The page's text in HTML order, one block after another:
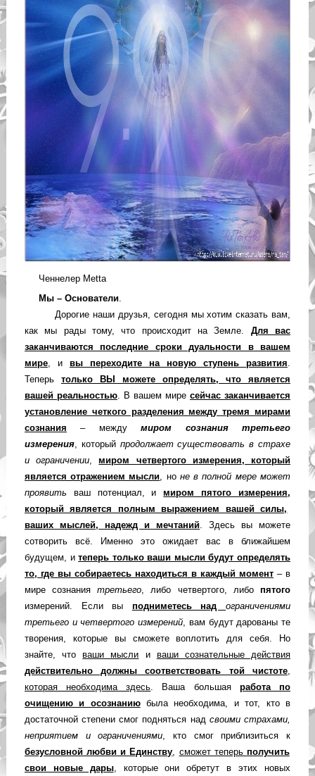
Ченнелер Metta
Мы – Основатели.
Дорогие наши друзья, сегодня мы хотим сказать вам,
как мы рады тому, что происходит на Земле. Для вас
заканчиваются последние сроки дуальности в вашем
мире, и вы переходите на новую ступень развития
Теперь только ВЫ можете определять, что является
вашей реальностью. В вашем мире сейчас заканчивается
установление четкого разделения между тремя мирами
сознания
– междумиром сознания третьего
измерения, который продолжает существовать в страхе
и ограничении ,миром четвертого измерения, который
является отражением мысли , но не в полной мере может
проявить ваш потенциал, и миром пятого измерения,
который является полным выражением вашей силы,
ваших мыслей, надежд и мечтаний. Здесь вы можете
сотворить всё. Именно это ожидает вас в ближайшем
будущем, и теперь только ваши мысли будут определять
то, где вы собираетесь находиться в каждый момент – в
мире сознаниятретьего , либо четвертого, либо пятого
измерений. Если вы
подниметесь над ограничениями
третьего и четвертого измерений , вам будут дарованы те
творения, которые вы сможете воплотить для себя. Но
знайте, чтоваши мысли и
ваши сознательные действия
действительно должны соответствовать той чистоте,
которая необходима здесь . Ваша большая работа по
очищению и осознаниюбыла необходима, и тот, кто в
достаточной степени смог подняться над своими страхами,
неприятием и ограничениями , кто смог приблизиться к
безусловной любви и Единству
сможет теперь получить
свои новые дары, которые они обретут в этих новых